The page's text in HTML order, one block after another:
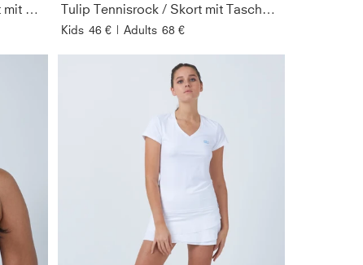
Advantage Tennisrock / Skort mit Ballhalter, navy blau Tulip Tennisrock / Skort mit Taschen, weiß
Kids 46 € | Adults 68 €